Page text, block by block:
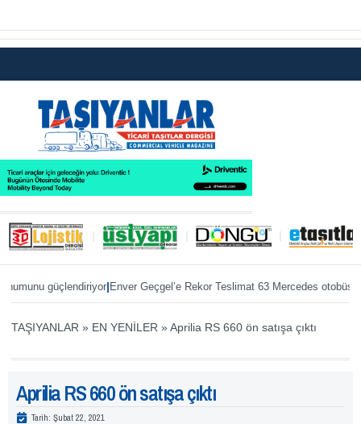
|Enver Geçgel’e Rekor Teslimat 63 Mercedes otobüs|ÖKN
TAŞIYANLAR » EN YENİLER »Aprilia RS 660 ön satışa çıktı
Aprilia RS 660 ön satışa çıktı
Tarih: Şubat 22, 2021